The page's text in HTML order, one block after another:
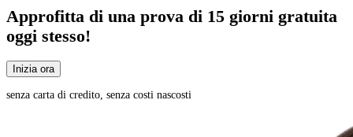
Approfitta di una prova di 15 giorni gratuita
oggi stesso!
Inizia ora
senza carta di credito, senza costi nascosti